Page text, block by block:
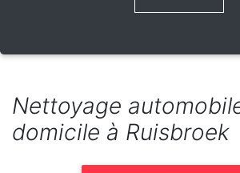
Nettoyage
domicile à Ruisbroek